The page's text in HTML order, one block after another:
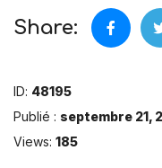
Share:
ID: 48195
Publié : septembre 21,
Views: 185